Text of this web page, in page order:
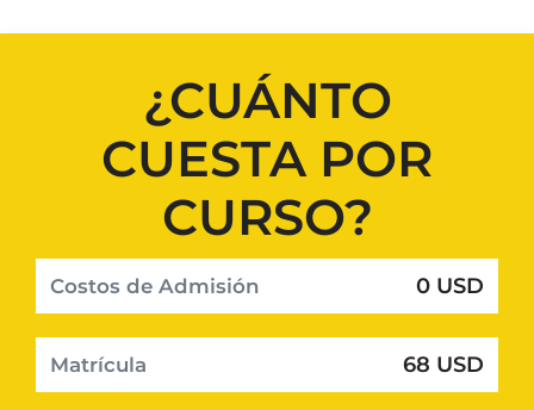
¿CUÁNTO
CUESTA POR
CURSO?
Costos de Admisión 0 USD
Matrícula 68 USD